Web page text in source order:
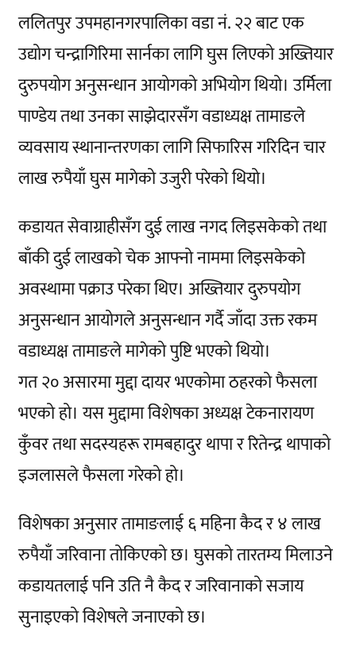
ललितपुर उपमहानगरपालिका वडा नं. २२ बाट एक
उद्योग चन्द्रागिरिमा सार्नका लागि घुस लिएको अख्तियार
दुरुपयोग अनुसन्धान आयोगको अभियोग थियो। उर्मिला
पाण्डेय तथा उनका साझेदारसँग वडाध्यक्ष तामाङले
व्यवसाय स्थानान्तरणका लागि सिफारिस गरिदिन चार
लाख रुपैयाँ घुस मागेको उजुरी परेको थियो।
कडायत सेवाग्राहीसँग दुई लाख नगद लिइसकेको तथा
बाँकी दुई लाखको चेक आफ्नो नाममा लिइसकेको
अवस्थामा पक्राउ परेका थिए। अख्तियार दुरुपयोग
अनुसन्धान आयोगले अनुसन्धान गर्दै जाँदा उक्त रकम
वडाध्यक्ष तामाङले मागेको पुष्टि भएको थियो।
गत २० असारमा मुद्दा दायर भएकोमा ठहरको फैसला
भएको हो। यस मुद्दामा विशेषका अध्यक्ष टेकनारायण
कुँवर तथा सदस्यहरू रामबहादुर थापा र रितेन्द्र थापाको
इजलासले फैसला गरेको हो।
विशेषका अनुसार तामाङलाई ६ महिना कैद र ४ लाख
रुपैयाँ जरिवाना तोकिएको छ। घुसको तारतम्य मिलाउने
कडायतलाई पनि उति नै कैद र जरिवानाको सजाय
सुनाइएको विशेषले जनाएको छ।